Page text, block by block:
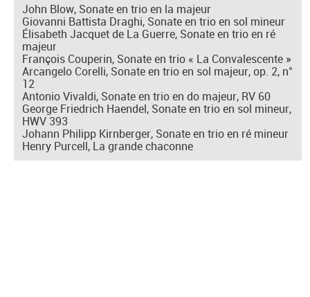
John Blow, Sonate en trio en la majeur
Giovanni Battista Draghi, Sonate en trio en sol mineur
Élisabeth Jacquet de La Guerre, Sonate en trio en ré
majeur
François Couperin, Sonate en trio « La Convalescente »
Arcangelo Corelli, Sonate en trio en sol majeur, op. 2, n°
12
Antonio Vivaldi, Sonate en trio en do majeur, RV 60
George Friedrich Haendel, Sonate en trio en sol mineur,
HWV 393
Johann Philipp Kirnberger, Sonate en trio en ré mineur
Henry Purcell, La grande chaconne